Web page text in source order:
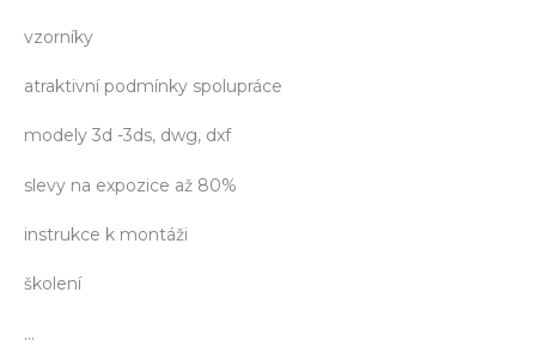
vzorníky
atraktivní podmínky spolupráce
modely 3d -3ds, dwg, dxf
slevy na expozice až 80%
instrukce k montáži
školení
…